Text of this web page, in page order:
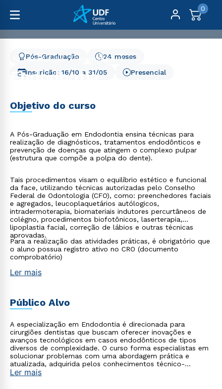
0
Pós-Graduação Odontologia Endodontia
Endodontia
24 meses
Pós-Graduação
Presencial
Inscrição: 16/10 a 31/05
Objetivo do curso
A Pós-Graduação em Endodontia ensina técnicas para
realização de diagnósticos, tratamentos endodônticos e
prevenção de doenças que atingem o complexo pulpar
(estrutura que compõe a polpa do dente).
Tais procedimentos visam o equilíbrio estético e funcional
da face, utilizando técnicas autorizadas pelo Conselho
Federal de Odontologia (CFO), como: preenchedores faciais
e agregados, leucoplaquetários autólogicos,
intradermoterapia, biomateriais indutores percurtâneos de
colégno, procedimentos biofotônicos, laserterapia,
lipoplastia facial, correção de lábios e outras técnicas
aprovadas.
Para a realização das atividades práticas, é obrigatório que
o aluno possua registro ativo no CRO (documento
comprobatório)
Ler mais
Público Alvo
A especialização em Endodontia é direcionada para
cirurgiões dentistas que buscam oferecer inovações e
avanços tecnológicos em casos endodônticos de tipos
diversos de complexidade. O curso forma especialistas em
solucionar problemas com uma abordagem prática e
atualizada, adquirida pelos conhecimentos técnico-
científicos oferecidos. Os profissionais tornam-se aptos a
Ler mais